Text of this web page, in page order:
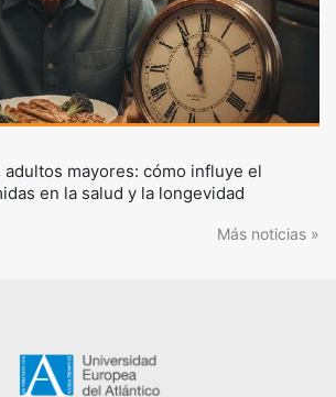
mayores: cómo influye el
en la salud y la longevidad
Más noticias »